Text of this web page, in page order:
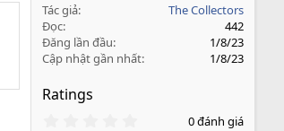
Tác giả
The Collectors
Đọc
442
Đăng lần đầu
1/8/23
Cập nhật gần nhất
1/8/23
Ratings
0 đánh giá